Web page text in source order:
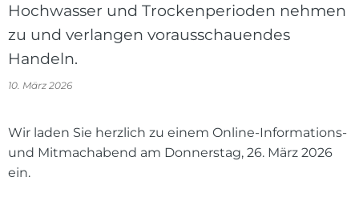
Hochwasser und Trockenperioden nehmen
zu und verlangen vorausschauendes
Handeln.
10. März 2026
Wir laden Sie herzlich zu einem Online-Informations-
und Mitmachabend am Donnerstag, 26. März 2026
ein.